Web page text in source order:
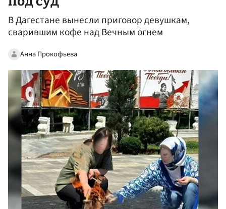
В Дагестане вынесли приговор девушкам,
сварившим кофе над Вечным огнем
Анна Прокофьева